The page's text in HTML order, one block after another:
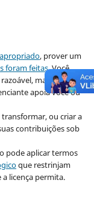
, prover um
foram feitas. Você
mas de
apoia você ou
ou criar a
contribuições sob
pode aplicar termos
que restrinjam
licença permita.